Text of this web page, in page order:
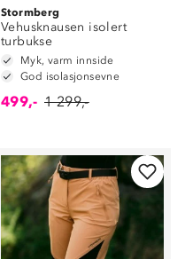
Stormberg
Vehusknausen isolert
turbukse
Myk, varm innside
God isolasjonsevne
499,- 1 299,-